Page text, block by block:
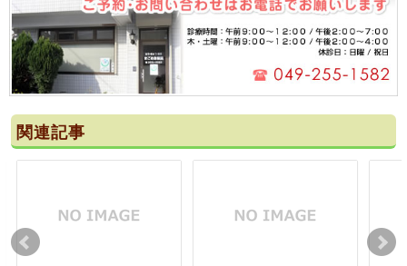
関連記事